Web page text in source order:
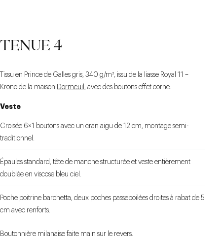
L’ITALIENNE DE 10 CM
MILANAISE SUR LE
FLARE AVEC SIDE-
TENUE 4
Tissu en Prince de Galles gris, 340 g/m², issu de la liasse Royal 11 –
Krono de la maison Dormeuil , avec des boutons effet corne.
Veste
Croisée 6×1 boutons avec un cran aigu de 12 cm, montage semi-
traditionnel.
Épaules standard, tête de manche structurée et veste entièrement
doublée en viscose bleu ciel.
Poche poitrine barchetta, deux poches passepoilées droites à rabat de 5
cm avec renforts.
Boutonnière milanaise faite main sur le revers.